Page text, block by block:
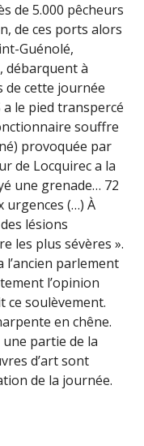
de 5.000 pêcheurs
de ces ports alors
Guénolé,
débarquent à
de cette journée
a le pied transpercé
souffre
provoquée par
de Locquirec a la
une grenade… 72
(…) À
lésions
les plus sévères ».
l’ancien parlement
l’opinion
ce soulèvement.
en chêne.
partie de la
d’art sont
de la journée.